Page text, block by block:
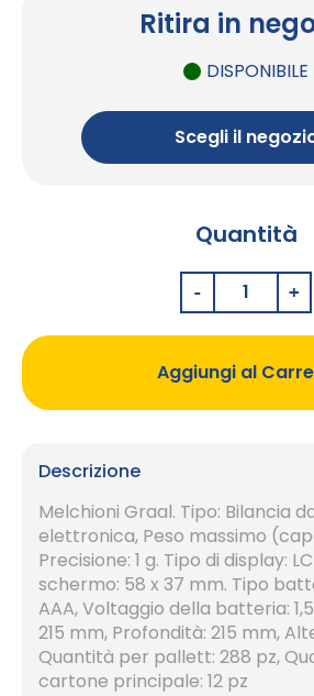
Ritira in
DISPONIBILE
Scegli il
Quantità
Aggiungi al
Descrizione
Melchioni Graal. Tipo: Bilancia
elettronica, Peso massimo
Precisione: 1 g. Tipo di display:
schermo: 58 x 37 mm. Tipo
AAA, Voltaggio della batteria:
215 mm, Profondità: 215 mm,
Quantità per pallett: 288 pz,
cartone principale: 12 pz